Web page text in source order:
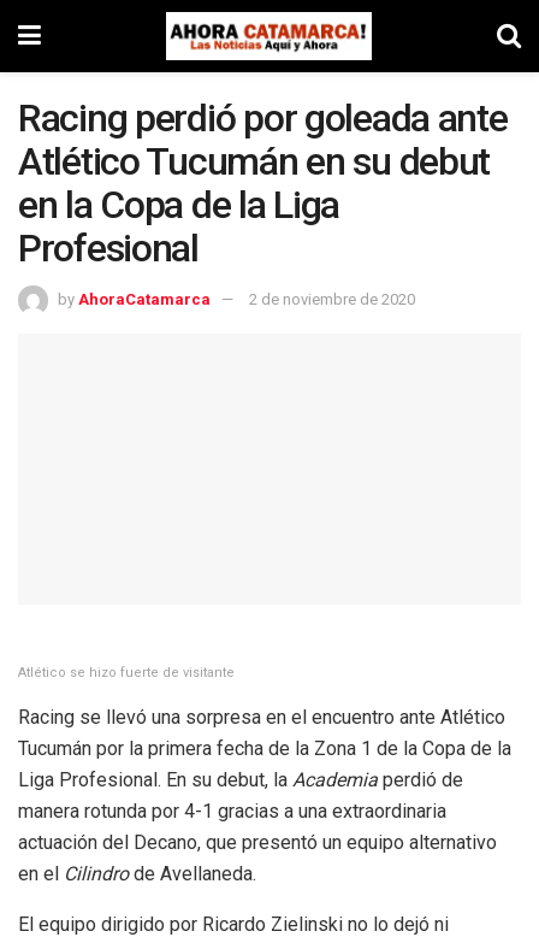
Racing perdió por goleada ante
Atlético Tucumán en su debut
en la Copa de la Liga
Profesional
by AhoraCatamarca 2 de noviembre de 2020
Atlético se hizo fuerte de visitante
Racing se llevó una sorpresa en el encuentro ante Atlético
Tucumán por la primera fecha de la Zona 1 de la Copa de la
Liga Profesional. En su debut, la Academia perdió de
manera rotunda por 4-1 gracias a una extraordinaria
actuación del Decano, que presentó un equipo alternativo
en el Cilindrode Avellaneda.
El equipo dirigido por Ricardo Zielinski no lo dejó ni